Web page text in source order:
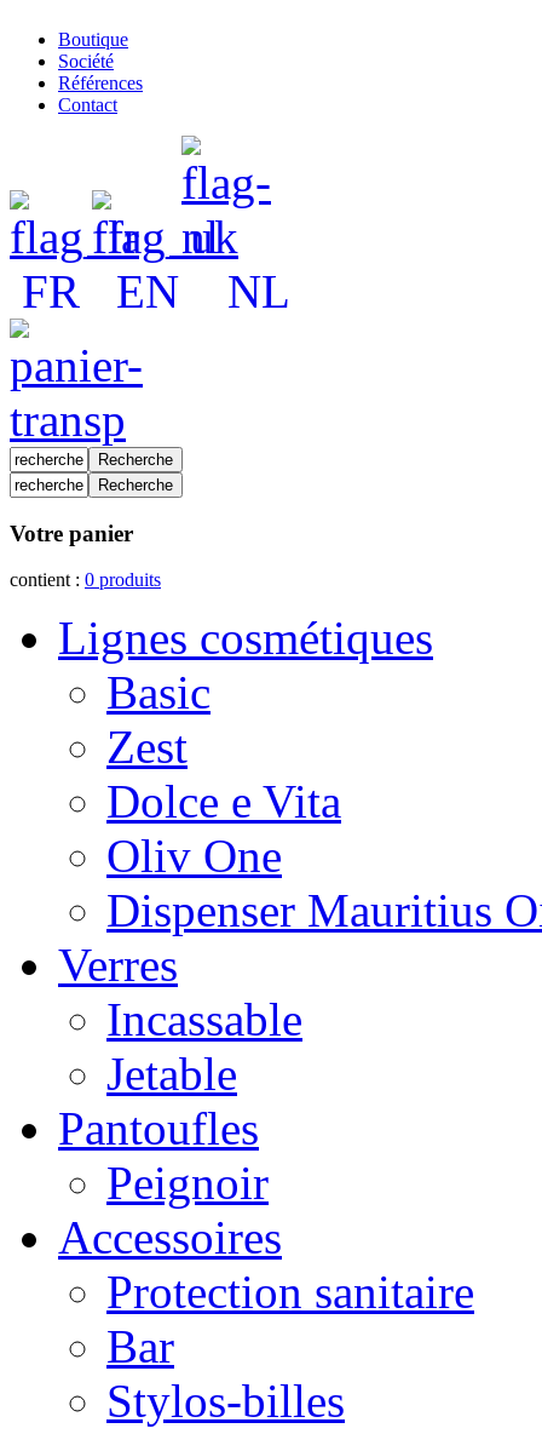
Boutique
Société
Références
Contact
FR EN NL
Votre panier
contient : 0 produits
Lignes cosmétiques
Basic
Zest
Dolce e Vita
Oliv One
Dispenser Mauritius
Verres
Incassable
Jetable
Pantoufles
Peignoir
Accessoires
Protection sanitaire
Bar
Stylos-billes